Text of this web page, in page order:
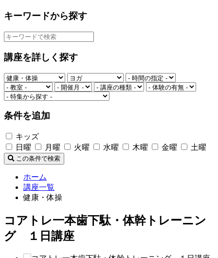
キーワードから探す
講座を詳しく探す
条件を追加
キッズ
日曜
月曜 火曜 水曜 木曜 金曜 土曜
この条件で検索
ホーム
講座一覧
健康・体操
コアトレ一本歯下駄・体幹トレーニン
グ １日講座